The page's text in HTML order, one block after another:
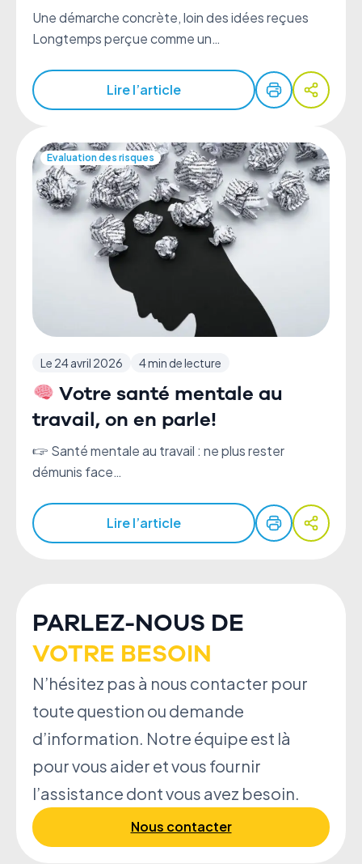
Une démarche concrète, loin des idées reçues
Longtemps perçue comme un…
Lire l’article
Evaluation des risques
Le 24 avril 2026 4 min de lecture
Votre santé mentale au
travail, on en parle!
🖙 Santé mentale au travail : ne plus rester
démunis face…
Lire l’article
PARLEZ-NOUS DE
VOTRE BESOIN
N’hésitez pas à nous contacter pour
toute question ou demande
d’information. Notre équipe est là
pour vous aider et vous fournir
l’assistance dont vous avez besoin.
Nous contacter